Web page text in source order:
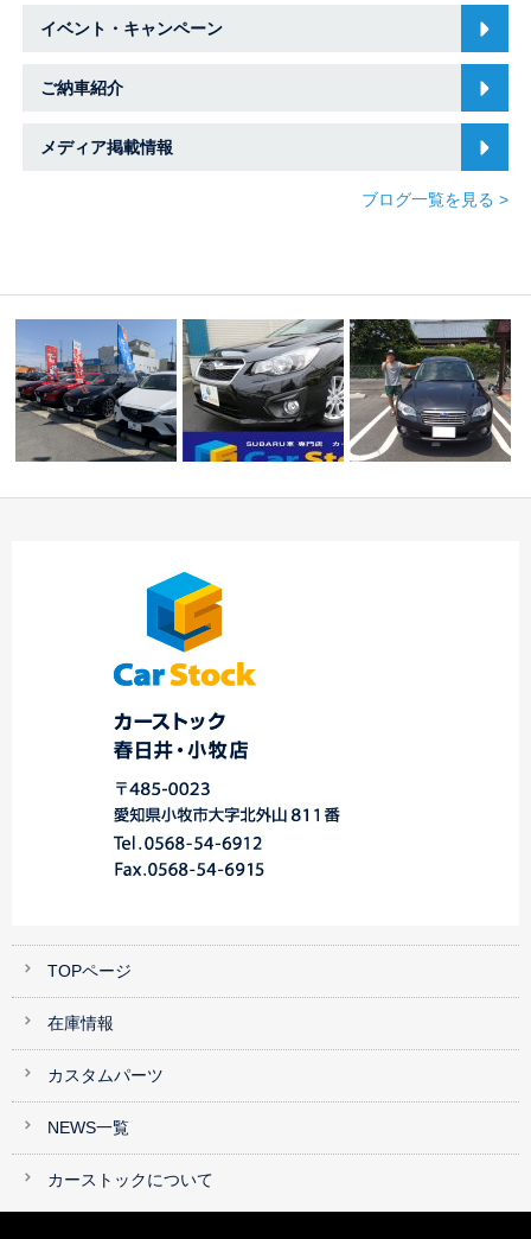
イベント・キャンペーン
ご納車紹介
メディア掲載情報
ブログ一覧を見る >
スポーツ ２．０ｉ…
TOPページ
在庫情報
カスタムパーツ
NEWS一覧
カーストックについて